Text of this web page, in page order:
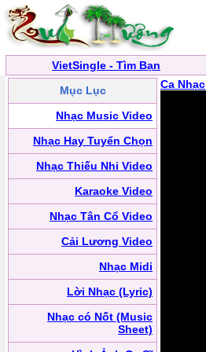
VietSingle - Tìm Bạn
Mục Lục
Nhạc Music Video
Nhạc Hay Tuyển Chọn
Nhạc Thiếu Nhi Video
Karaoke Video
Nhạc Tân Cổ Video
Cải Lương Video
Nhạc Midi
Lời Nhạc (Lyric)
Nhạc có Nốt (Music
Sheet)
Ca Nhạc